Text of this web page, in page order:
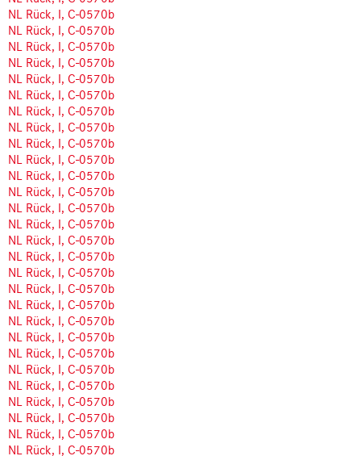
NL Rück, I, C-0570b
NL Rück, I, C-0570b
NL Rück, I, C-0570b
NL Rück, I, C-0570b
NL Rück, I, C-0570b
NL Rück, I, C-0570b
NL Rück, I, C-0570b
NL Rück, I, C-0570b
NL Rück, I, C-0570b
NL Rück, I, C-0570b
NL Rück, I, C-0570b
NL Rück, I, C-0570b
NL Rück, I, C-0570b
NL Rück, I, C-0570b
NL Rück, I, C-0570b
NL Rück, I, C-0570b
NL Rück, I, C-0570b
NL Rück, I, C-0570b
NL Rück, I, C-0570b
NL Rück, I, C-0570b
NL Rück, I, C-0570b
NL Rück, I, C-0570b
NL Rück, I, C-0570b
NL Rück, I, C-0570b
NL Rück, I, C-0570b
NL Rück, I, C-0570b
NL Rück, I, C-0570b
NL Rück, I, C-0570b